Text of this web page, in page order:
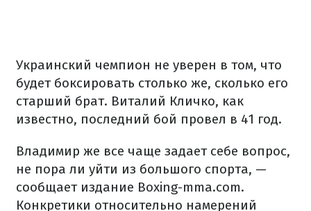
Украинский чемпион не уверен в том, что
будет боксировать столько же, сколько его
старший брат. Виталий Кличко, как
известно, последний бой провел в 41 год.
Владимир же все чаще задает себе вопрос,
не пора ли уйти из большого спорта, —
сообщает издание Boxing-mma.com.
Конкретики относительно намерений